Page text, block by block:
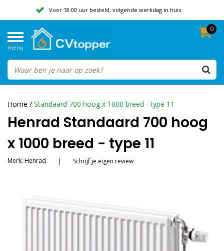
Voor 18:00 uur besteld, volgende werkdag in huis
Beoordeeld met een 9,8
menu
0
Home / Standaard 700 hoog x 1000 breed - type 11
Henrad Standaard 700 hoog
x 1000 breed - type 11
Merk: Henrad | Schrijf je eigen review